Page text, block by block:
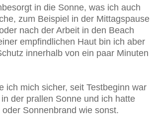
in die Sonne, was ich auch
zum Beispiel in der Mittagspause
nach der Arbeit in den Beach
empfindlichen Haut bin ich aber
innerhalb von ein paar Minuten
ich mich sicher, seit Testbeginn war
der prallen Sonne und ich hatte
Sonnenbrand wie sonst.